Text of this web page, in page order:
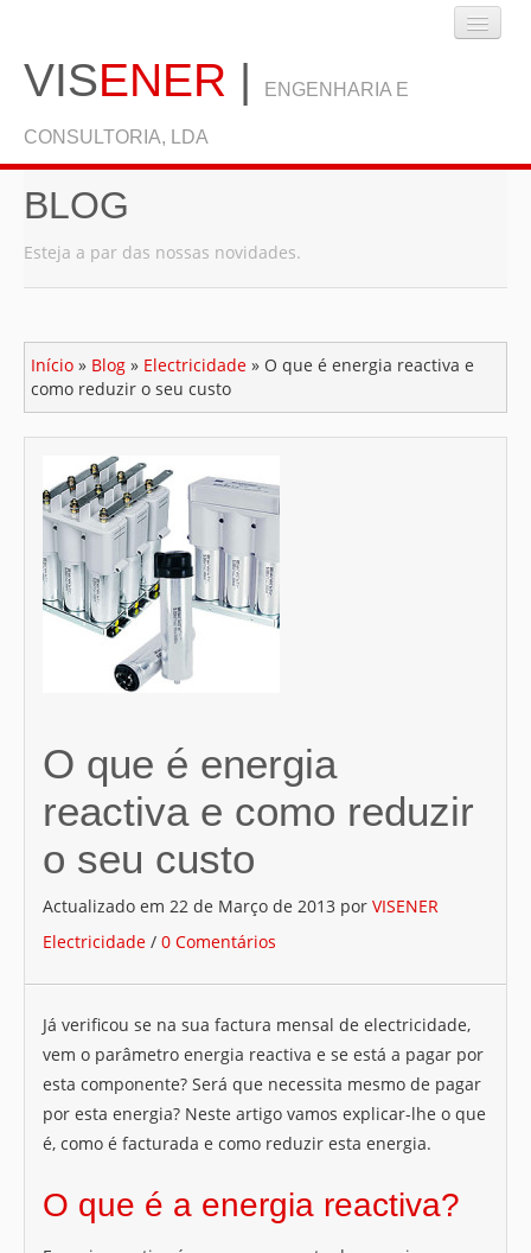
VISENER | ENGENHARIA E
CONSULTORIA, LDA
INÍCIO
EMPRESA
SERVIÇOS
MAPA DO SITE
CONTACTOS
BLOG
Esteja a par das nossas novidades.
Início » Blog » Electricidade » O que é energia reactiva e
como reduzir o seu custo
O que é energia
reactiva e como reduzir
o seu custo
Actualizado em 22 de Março de 2013 por VISENER
Electricidade / 0 Comentários
Já verificou se na sua factura mensal de electricidade,
vem o parâmetro energia reactiva e se está a pagar por
esta componente? Será que necessita mesmo de pagar
por esta energia? Neste artigo vamos explicar-lhe o que
é, como é facturada e como reduzir esta energia.
O que é a energia reactiva?